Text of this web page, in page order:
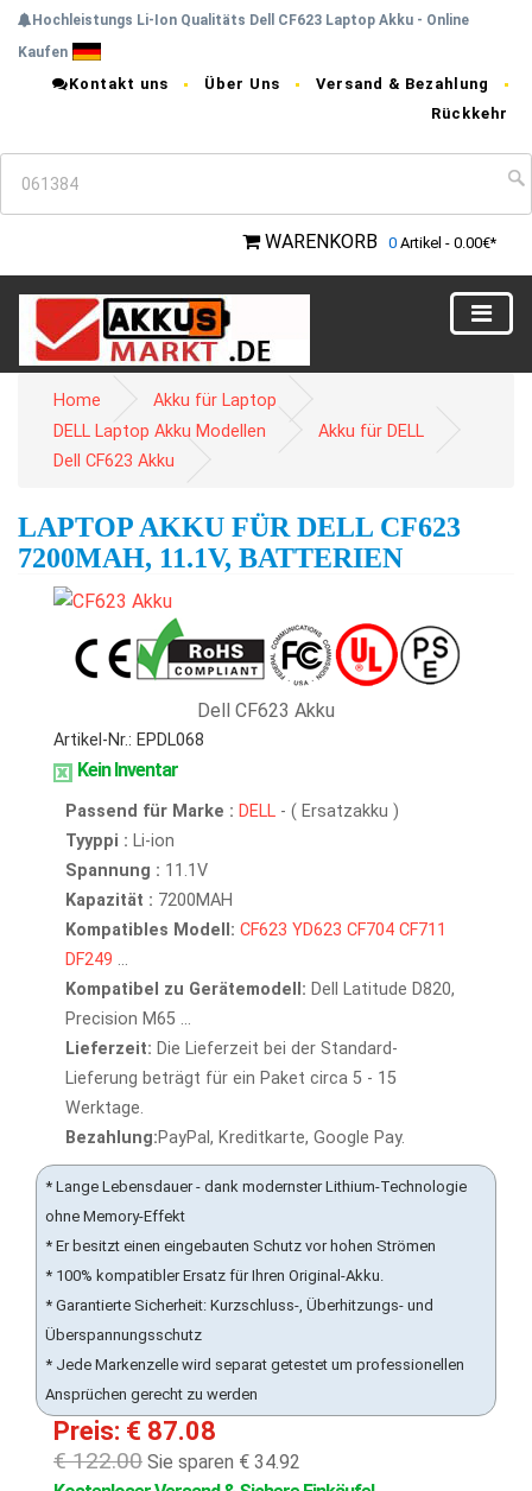
Hochleistungs Li-Ion Qualitäts Dell CF623 Laptop Akku - Online
Kaufen
Kontakt uns Über Uns
Versand & Bezahlung
Rückkehr
WARENKORB 0 Artikel - 0.00€*
Home
Akku für Laptop
DELL Laptop Akku Modellen
Akku für DELL
Dell CF623 Akku
LAPTOP AKKU FÜR DELL CF623
7200MAH, 11.1V, BATTERIEN
Dell CF623 Akku
Artikel-Nr.: EPDL068
Kein Inventar
Passend für Marke : DELL - ( Ersatzakku )
Tyyppi : Li-ion
Spannung : 11.1V
Kapazität : 7200MAH
Kompatibles Modell: CF623 YD623 CF704 CF711
DF249 ...
Kompatibel zu Gerätemodell: Dell Latitude D820,
Precision M65 ...
Lieferzeit: Die Lieferzeit bei der Standard-
Lieferung beträgt für ein Paket circa 5 - 15
Werktage.
Bezahlung:PayPal, Kreditkarte, Google Pay.
* Lange Lebensdauer - dank modernster Lithium-Technologie
ohne Memory-Effekt
* Er besitzt einen eingebauten Schutz vor hohen Strömen
* 100% kompatibler Ersatz für Ihren Original-Akku.
* Garantierte Sicherheit: Kurzschluss-, Überhitzungs- und
Überspannungsschutz
* Jede Markenzelle wird separat getestet um professionellen
Ansprüchen gerecht zu werden
Preis: € 87.08
€ 122.00 Sie sparen € 34.92